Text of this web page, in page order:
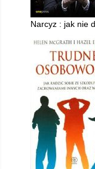
Narcyz : jak nie